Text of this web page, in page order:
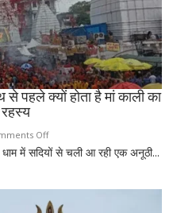
जान
लें
ये
4
अहम
नियम,
मानी
से पहले क्यों होता है मां काली का
रहस्य
Offon
देवघर
परंपरा!
में सदियों से चली आ रही एक अनूठी...